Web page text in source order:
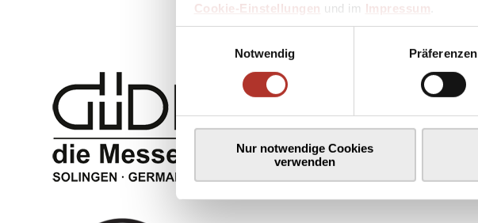
Cookie-Einstellungen und im Impressum
Notwendig
Präferenzen
Nur notwendige Cookies
verwenden